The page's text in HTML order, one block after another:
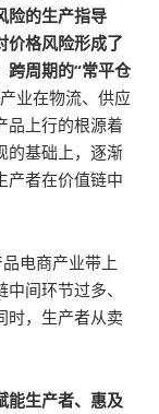
险的生产指导
价格风险形成了
跨周期的“常平仓
业在物流、供应
品上行的根源着
的基础上，逐渐
产者在价值链中
电商产业带上
间环节过多、
时，生产者从卖
能生产者、惠及